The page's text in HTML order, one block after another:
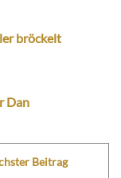
bröckelt
Dan
Beitrag